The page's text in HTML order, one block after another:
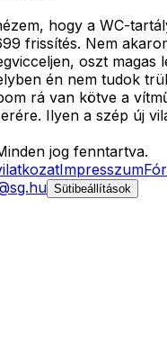
hogy a WC-
frissítés. Nem
oszt magas
én nem tudok
rá van kötve a
Ilyen a szép új
jog fenntartva.
Impresszum
Sütibeállítások